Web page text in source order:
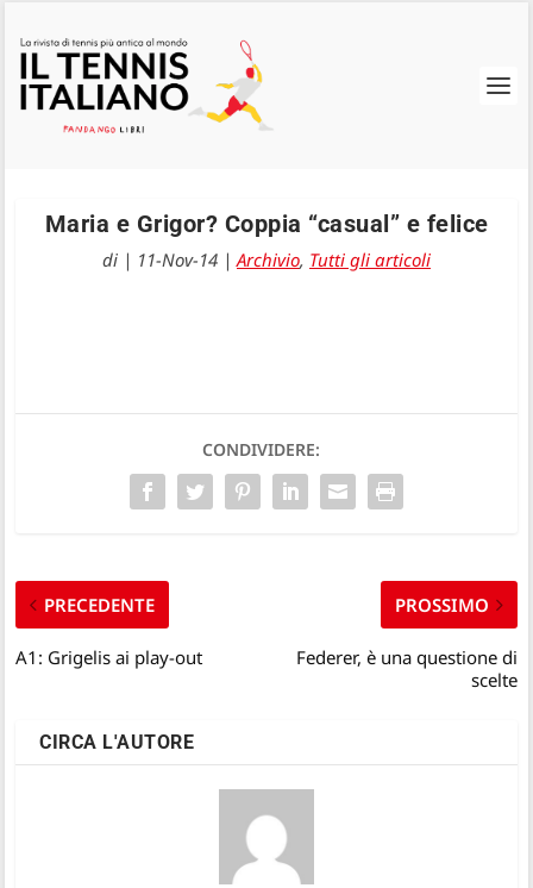
Maria e Grigor? Coppia “casual” e felice
di | 11-Nov-14 |Archivio, Tutti gli articoli
CONDIVIDERE:
PRECEDENTE
A1: Grigelis ai play-out
PROSSIMO
Federer, è una questione di
scelte
CIRCA L'AUTORE